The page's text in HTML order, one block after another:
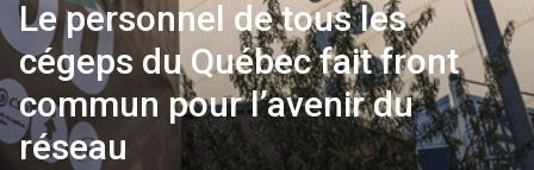
Le personnel de tous les
cégeps du Québec fait front
commun pour l’avenir du
réseau